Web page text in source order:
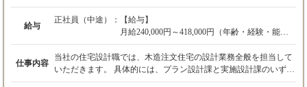
ュー◆◇ https://www.frontierconsul.net/careers/people/
給与
正社員（中途）：
【給与】
月給240,000円～418,000円（年齢・経験・能力
を考慮）
※設計インセンティブあり（プラン設計・実施
設計の担当数に応じて支給）
※上記給与にはみなし残業代（40～46時間分、
仕事内容
当社の住宅設計職では、木造注文住宅の設計業務全般を担当して
いただきます。 具体的には、プラン設計課と実施設計課のいずれ
かに配属され、以下の業務を行います。 【プラン設計】 お客様